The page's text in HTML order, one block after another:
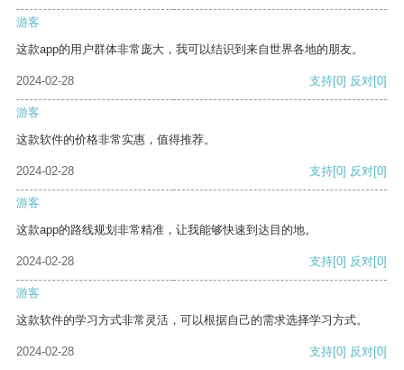
游客
这款app的用户群体非常庞大，我可以结识到来自世界各地的朋友。
2024-02-28 支持[0] 反对[0]
游客
这款软件的价格非常实惠，值得推荐。
2024-02-28 支持[0] 反对[0]
游客
这款app的路线规划非常精准，让我能够快速到达目的地。
2024-02-28 支持[0] 反对[0]
游客
这款软件的学习方式非常灵活，可以根据自己的需求选择学习方式。
2024-02-28 支持[0] 反对[0]